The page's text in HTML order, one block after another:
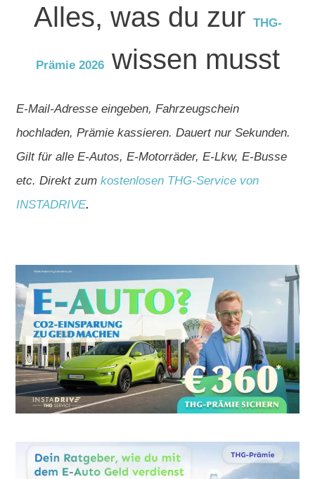
Alles, was du zur THG-
Prämie 2026wissen musst
E-Mail-Adresse eingeben, Fahrzeugschein
hochladen, Prämie kassieren. Dauert nur Sekunden.
Gilt für alle E-Autos, E-Motorräder, E-Lkw, E-Busse
etc. Direkt zum kostenlosen THG-Service von
INSTADRIVE.